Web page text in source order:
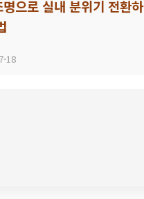
으로 실내 분위기 전환
18